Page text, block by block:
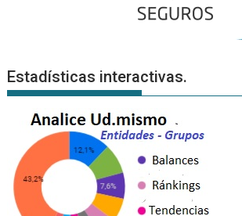
Estadísticas interactivas.